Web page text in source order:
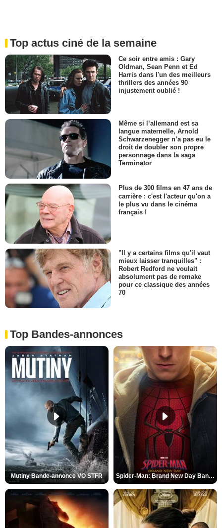
Top actus ciné de la semaine
Ce soir entre amis : Gary
Oldman, Sean Penn et Ed
Harris dans l'un des meilleurs
thrillers des années 90
injustement oublié !
Même si l’allemand est sa
langue maternelle, Arnold
Schwarzenegger n’a pas eu le
droit de doubler son propre
personnage dans la saga
Terminator
Plus de 300 films en 47 ans de
carrière : c'est l'acteur qu'on a
le plus vu dans le cinéma
français !
"Il y a certains films qu'il vaut
mieux laisser tranquilles" :
Robert Redford ne voulait
absolument pas de remake
pour ce classique des années
70
Top Bandes-annonces
Mutiny Bande-annonce VO STFR Spider-Man: Brand New Day Bande-annonce VO STFR